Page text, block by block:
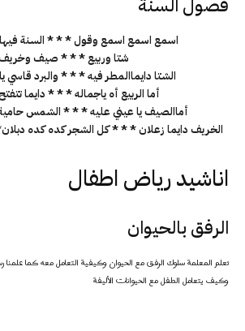
فصول السنة
اسمع اسمع اسمع وقول * * * السنة
شتا وربيع * * * صيف
الشتا دايماالمطر فيه * * * والبرد قاسي
أما الربيع أه ياجماله * * * دايما
أماالصيف يا عيني عليه * * * الشمس
الخريف دايما زعلان * * * كل الشجر كده كده دبلان
اناشيد رياض اطفال
الرفق بالحيوان
تعلم المعلمة سلوك الرفق مع الحيوان وكيفية التعامل معه كما علمنا
وكيف يتعامل الطفل مع الحيوانات الأليفة